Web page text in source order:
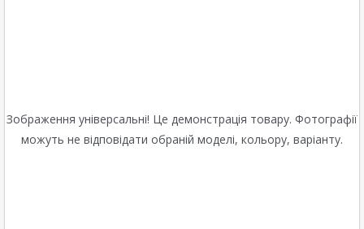
Зображення універсальні! Це демонстрація товару. Фотографії
можуть не відповідати обраній моделі, кольору, варіанту.